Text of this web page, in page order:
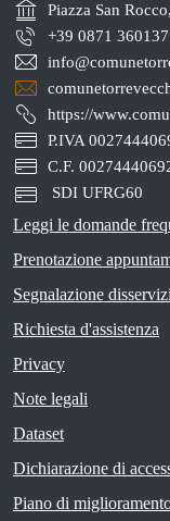
Piazza San
+39 0871 360137
https://
P.IVA
C.F.
SDI UFRG60
Leggi le domande
Prenotazione
Segnalazione
Richiesta d'assistenza
Privacy
Note legali
Dataset
Dichiarazione di
Piano di